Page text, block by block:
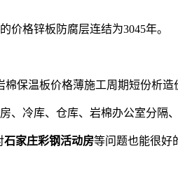
格锌板防腐层连结为3045年。
保温板价格薄施工周期短份析造
冷库、仓库、岩棉办公室分隔、
石家庄彩钢活动房等问题也能很好